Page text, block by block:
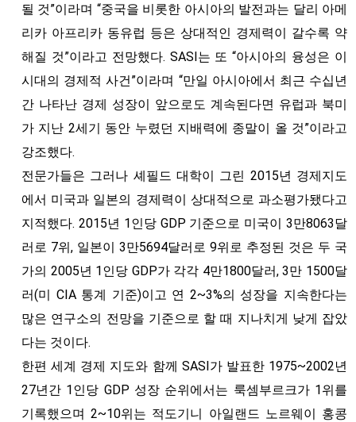
될 것”이라며 “중국을 비롯한 아시아의 발전과는 달리 아메
리카 아프리카 동유럽 등은 상대적인 경제력이 갈수록 약
해질 것”이라고 전망했다. SASI는 또 “아시아의 융성은 이
시대의 경제적 사건”이라며 “만일 아시아에서 최근 수십년
간 나타난 경제 성장이 앞으로도 계속된다면 유럽과 북미
가 지난 2세기 동안 누렸던 지배력에 종말이 올 것”이라고
강조했다.
전문가들은 그러나 셰필드 대학이 그린 2015년 경제지도
에서 미국과 일본의 경제력이 상대적으로 과소평가됐다고
지적했다. 2015년 1인당 GDP 기준으로 미국이 3만8063달
러로 7위, 일본이 3만5694달러로 9위로 추정된 것은 두 국
가의 2005년 1인당 GDP가 각각 4만1800달러, 3만 1500달
러(미 CIA 통계 기준)이고 연 2~3%의 성장을 지속한다는
많은 연구소의 전망을 기준으로 할 때 지나치게 낮게 잡았
다는 것이다.
한편 세계 경제 지도와 함께 SASI가 발표한 1975~2002년
27년간 1인당 GDP 성장 순위에서는 룩셈부르크가 1위를
기록했으며 2~10위는 적도기니 아일랜드 노르웨이 홍콩